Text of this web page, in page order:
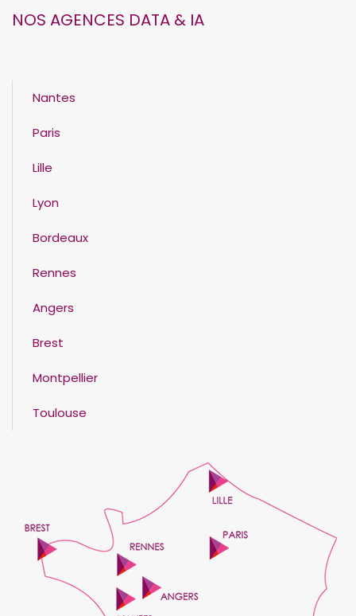
NOS AGENCES DATA & IA
Nantes
Paris
Lille
Lyon
Bordeaux
Rennes
Angers
Brest
Montpellier
Toulouse